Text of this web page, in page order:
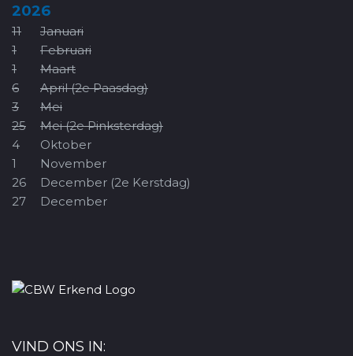
2026
11
Januari
1
Februari
1
Maart
6
April (2e Paasdag)
3
Mei
25
Mei (2e Pinksterdag)
4
Oktober
1
November
26
December (2e Kerstdag)
27
December
VIND ONS IN: